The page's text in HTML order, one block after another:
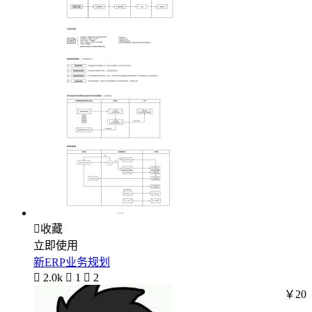
收藏
立即使用
新ERP业务规划
 2.0k  1  2
￥20